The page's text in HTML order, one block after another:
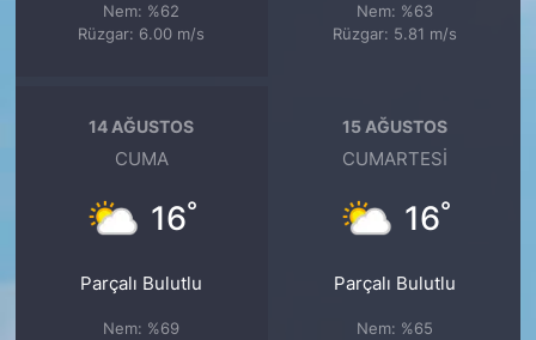
Nem: %62
Rüzgar: 6.00 m/s
Nem: %63
Rüzgar: 5.81 m/s
14 AĞUSTOS
CUMA
16°
Parçalı Bulutlu
Nem: %69
15 AĞUSTOS
CUMARTESI
16°
Parçalı Bulutlu
Nem: %65